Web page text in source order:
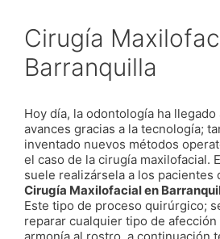
Cirugía
Barranquilla
Hoy día, la odontología ha
avances gracias a la tecnología;
inventado nuevos métodos
el caso de la cirugía maxilofacial.
suele realizársela a los pacientes
Cirugía Maxilofacial en
Este tipo de proceso quirúrgico;
reparar cualquier tipo de